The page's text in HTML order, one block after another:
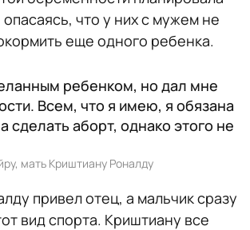
что у них с мужем не
еще одного ребенка.
ребенком, но дал мне
Всем, что я имею, я обязана
сделать аборт, однако этого не
мать Криштиану Роналду
привел отец, а мальчик сразу
вид спорта. Криштиану все